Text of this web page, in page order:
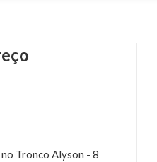
Tronco Alyson - 8